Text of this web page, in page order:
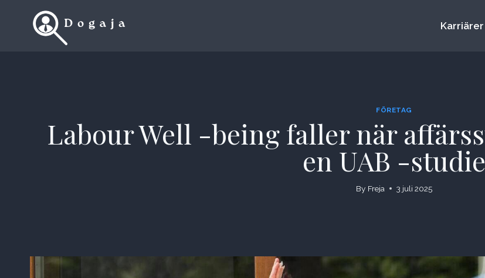
Karriärer
FÖRETAG
Labour Well -being faller när
en UAB -studie
By Freja 3 juli 2025